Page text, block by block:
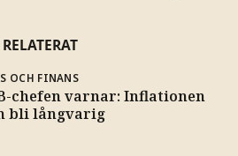
RELATERAT
OCH FINANS
chefen varnar: Inflationen
bli långvarig